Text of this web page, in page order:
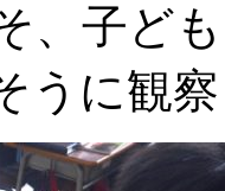
、子ど
うに観